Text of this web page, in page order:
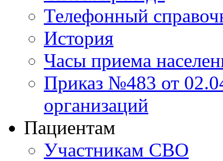
Телефонный
История
Часы приема
Приказ №483 от
организаций
Пациентам
Участникам СВО